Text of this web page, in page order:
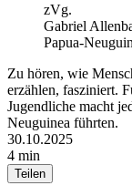
zVg.
Gabriel
Papua-
Zu hören, wie
erzählen, fasziniert.
Jugendliche macht
Neuguinea führten.
30.10.2025
4 min
Teilen